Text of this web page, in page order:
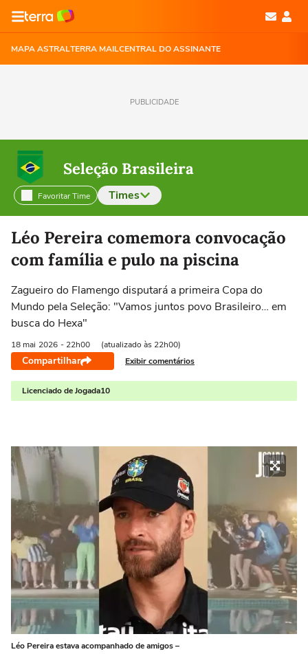
MAPA ASTRALTERRA MAILCENTRAL DO ASSINANTE
PUBLICIDADE
Seleção Brasileira
Favoritar Time Times
Selecione o time para ver as notícias
Léo Pereira comemora convocação
com família e pulo na piscina
Zagueiro do Flamengo disputará a primeira Copa do
Mundo pela Seleção: "Vamos juntos povo Brasileiro… em
busca do Hexa"
18 mai 2026 - 22h00 (atualizado às 22h00)
Compartilhar Exibir comentários
Licenciado de Jogada10
Léo Pereira estava acompanhado de amigos –